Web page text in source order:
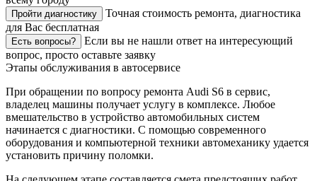
Пройти диагностику
Точная стоимость ремонта, диагностика
для Вас бесплатная
Есть вопросы?
Если вы не нашли ответ на интересующий
вопрос, просто оставьте заявку
Этапы обслуживания в автосервисе
При обращении по вопросу ремонта Audi S6 в сервис,
владелец машины получает услугу в комплексе. Любое
вмешательство в устройство автомобильных систем
начинается с диагностики. С помощью современного
оборудования и компьютерной техники автомеханику удается
установить причину поломки.